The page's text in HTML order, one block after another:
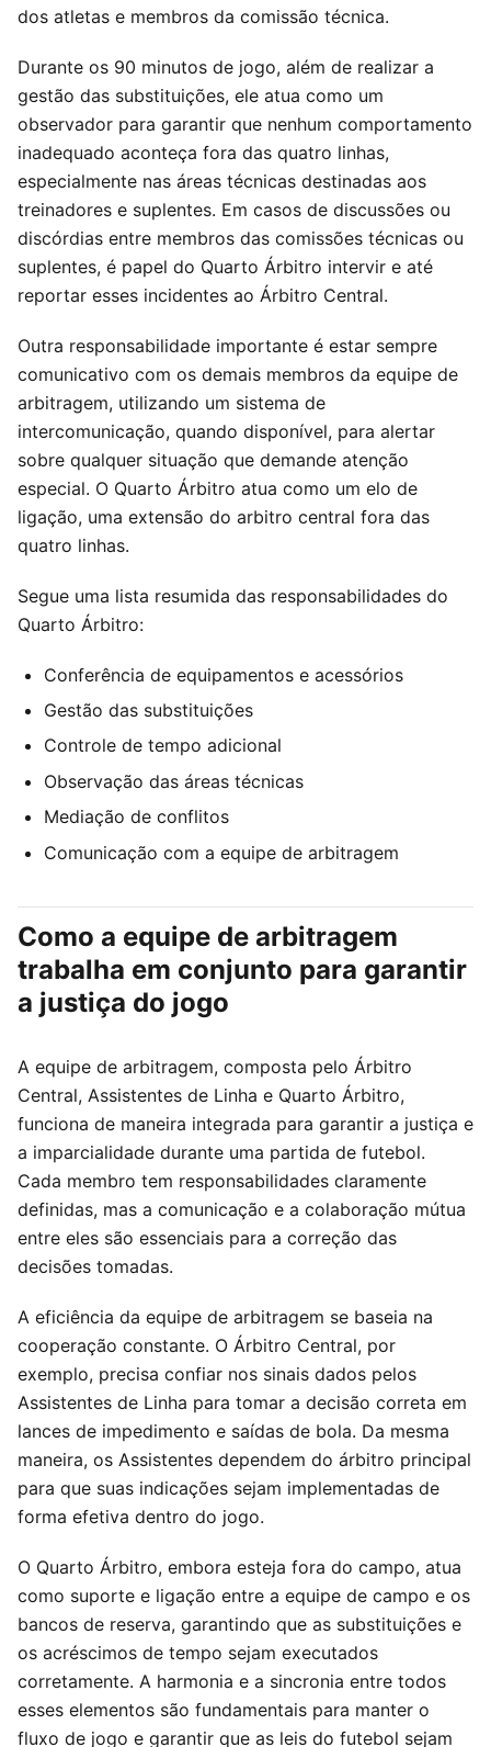
dos atletas e membros da comissão técnica.
Durante os 90 minutos de jogo, além de realizar a
gestão das substituições, ele atua como um
observador para garantir que nenhum comportamento
inadequado aconteça fora das quatro linhas,
especialmente nas áreas técnicas destinadas aos
treinadores e suplentes. Em casos de discussões ou
discórdias entre membros das comissões técnicas ou
suplentes, é papel do Quarto Árbitro intervir e até
reportar esses incidentes ao Árbitro Central.
Outra responsabilidade importante é estar sempre
comunicativo com os demais membros da equipe de
arbitragem, utilizando um sistema de
intercomunicação, quando disponível, para alertar
sobre qualquer situação que demande atenção
especial. O Quarto Árbitro atua como um elo de
ligação, uma extensão do arbitro central fora das
quatro linhas.
Segue uma lista resumida das responsabilidades do
Quarto Árbitro:
Conferência de equipamentos e acessórios
Gestão das substituições
Controle de tempo adicional
Observação das áreas técnicas
Mediação de conflitos
Comunicação com a equipe de arbitragem
Como a equipe de arbitragem
trabalha em conjunto para garantir
a justiça do jogo
A equipe de arbitragem, composta pelo Árbitro
Central, Assistentes de Linha e Quarto Árbitro,
funciona de maneira integrada para garantir a justiça e
a imparcialidade durante uma partida de futebol.
Cada membro tem responsabilidades claramente
definidas, mas a comunicação e a colaboração mútua
entre eles são essenciais para a correção das
decisões tomadas.
A eficiência da equipe de arbitragem se baseia na
cooperação constante. O Árbitro Central, por
exemplo, precisa confiar nos sinais dados pelos
Assistentes de Linha para tomar a decisão correta em
lances de impedimento e saídas de bola. Da mesma
maneira, os Assistentes dependem do árbitro principal
para que suas indicações sejam implementadas de
forma efetiva dentro do jogo.
O Quarto Árbitro, embora esteja fora do campo, atua
como suporte e ligação entre a equipe de campo e os
bancos de reserva, garantindo que as substituições e
os acréscimos de tempo sejam executados
corretamente. A harmonia e a sincronia entre todos
esses elementos são fundamentais para manter o
fluxo de jogo e garantir que as leis do futebol sejam